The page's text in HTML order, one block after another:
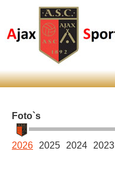
Foto`s
2026 2025 2024 2023